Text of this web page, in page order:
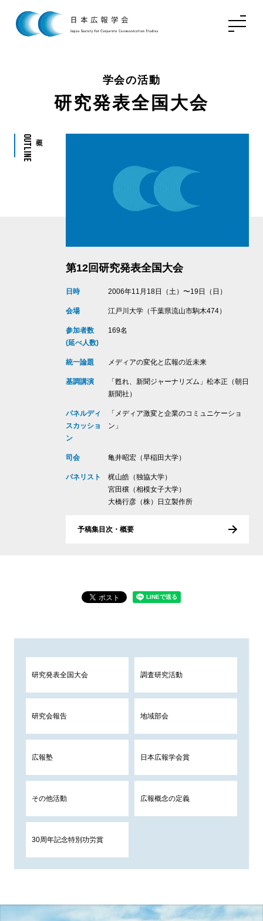
学会の活動
研究発表全国大会
Outline
第12回研究発表全国大会
日時 2006年11月18日（土）〜19日（日）
会場 江戸川大学（千葉県流山市駒木474）
参加者数
(延べ人数)
169名
統一論題 メディアの変化と広報の近未来
基調講演
「甦れ、新聞ジャーナリズム」松本正（朝日
新聞社）
パネルディ
スカッショ
ン
「メディア激変と企業のコミュニケーショ
ン」
司会 亀井昭宏（早稲田大学）
パネリスト
梶山皓（独協大学）
宮田穣（相模女子大学）
大橋行彦（株）日立製作所
予稿集目次・概要
研究発表全国大会 調査研究活動
研究会報告 地域部会
広報塾 日本広報学会賞
その他活動 広報概念の定義
30周年記念特別功労賞